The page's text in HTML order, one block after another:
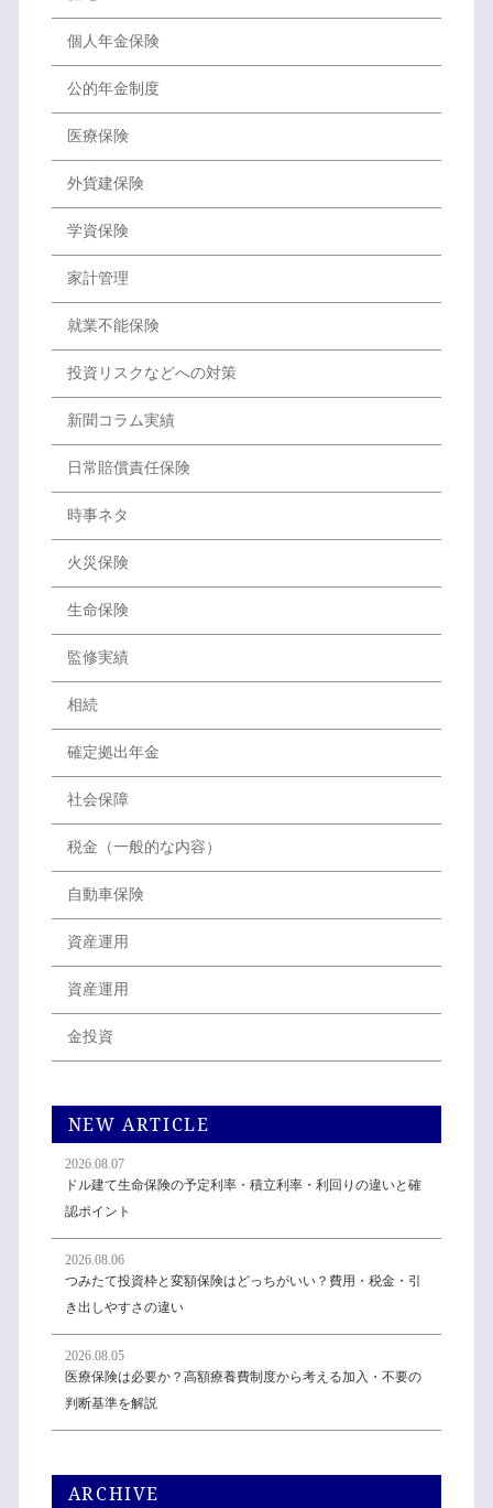
個人年金保険
公的年金制度
医療保険
外貨建保険
学資保険
家計管理
就業不能保険
投資リスクなどへの対策
新聞コラム実績
日常賠償責任保険
時事ネタ
火災保険
生命保険
監修実績
相続
確定拠出年金
社会保障
税金（一般的な内容）
自動車保険
資産運用
資産運用
金投資
NEW ARTICLE
2026.08.07
ドル建て生命保険の予定利率・積立利率・利回りの違いと確
認ポイント
2026.08.06
つみたて投資枠と変額保険はどっちがいい？費用・税金・引
き出しやすさの違い
2026.08.05
医療保険は必要か？高額療養費制度から考える加入・不要の
判断基準を解説
ARCHIVE